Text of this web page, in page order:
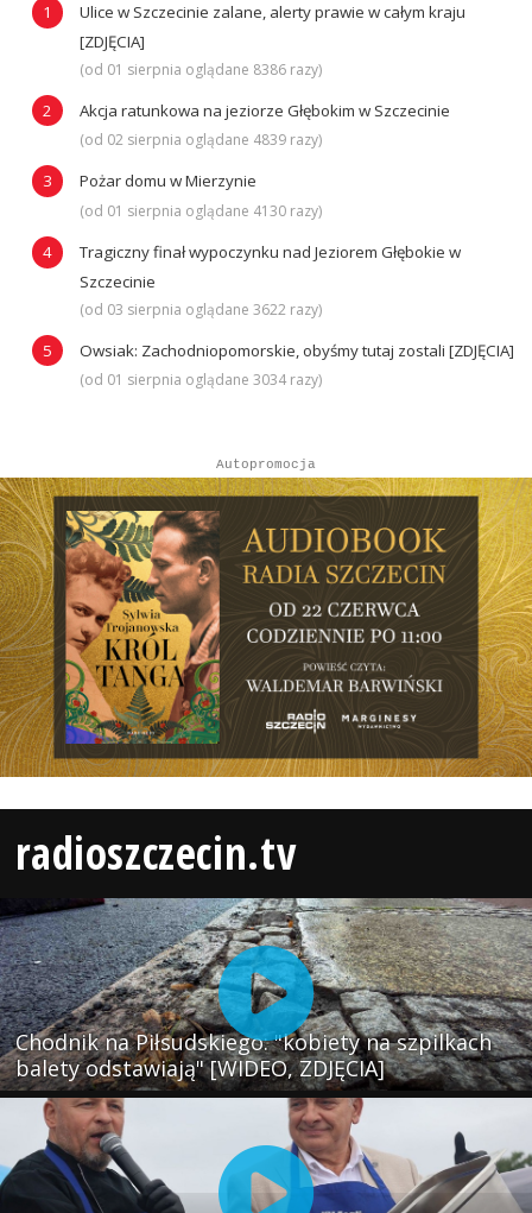
Ulice w Szczecinie zalane, alerty prawie w całym kraju
[ZDJĘCIA]
(od 01 sierpnia oglądane 8386 razy)
Akcja ratunkowa na jeziorze Głębokim w Szczecinie
(od 02 sierpnia oglądane 4839 razy)
Pożar domu w Mierzynie
(od 01 sierpnia oglądane 4130 razy)
Tragiczny finał wypoczynku nad Jeziorem Głębokie w
Szczecinie
(od 03 sierpnia oglądane 3622 razy)
Owsiak: Zachodniopomorskie, obyśmy tutaj zostali [ZDJĘCIA]
(od 01 sierpnia oglądane 3034 razy)
Autopromocja
radioszczecin.tv
Chodnik na Piłsudskiego: "kobiety na szpilkach
balety odstawiają" [WIDEO, ZDJĘCIA]